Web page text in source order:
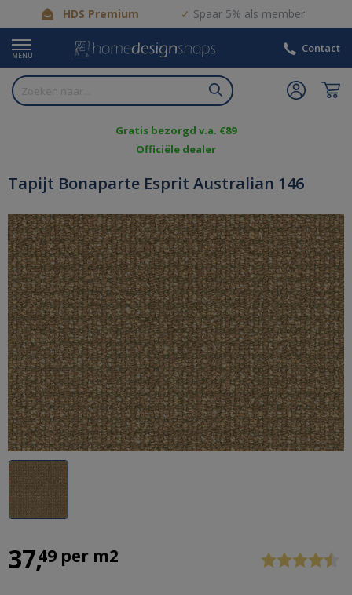
HDS Premium Spaar 5% als member
MENU
Contact
Gratis bezorgd v.a. €89
Officiële dealer
Tapijt Bonaparte Esprit Australian 146
SOORTEN
DEURMATTEN
Previous
Stop
3749 per m2